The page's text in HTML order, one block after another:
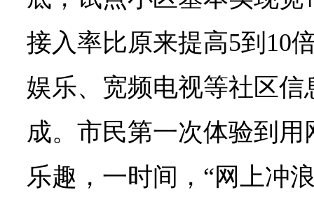
接入率比原来提高5到10
娱乐、宽频电视等社区
成。市民第一次体验到
乐趣，一时间，“网上冲